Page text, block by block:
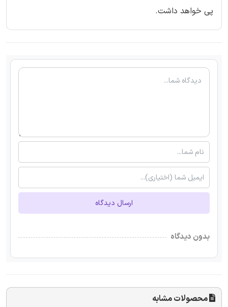
پی خواهد داشت.
ارسال دیدگاه
بدون دیدگاه
محصولات مشابه